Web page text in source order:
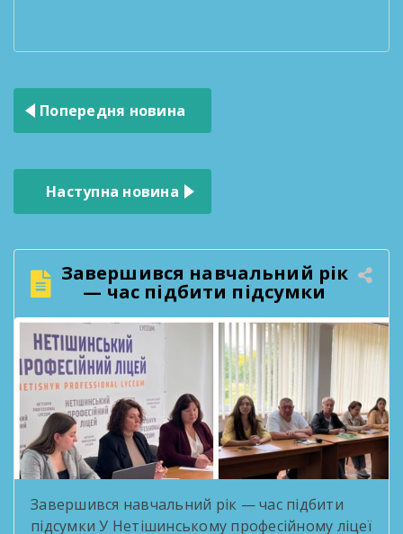
Навігація
записів
Попередня новина
Наступна новина
Завершився навчальний рік
— час підбити підсумки
Завершився навчальний рік — час підбити
підсумки У Нетішинському професійному ліцеї